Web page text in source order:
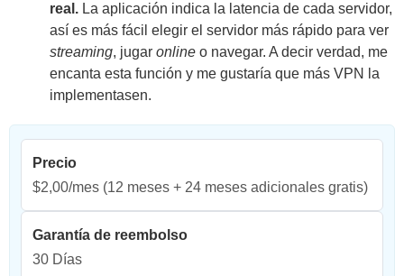
real. La aplicación indica la latencia de cada servidor,
así es más fácil elegir el servidor más rápido para ver
streaming, jugar online o navegar. A decir verdad, me
encanta esta función y me gustaría que más VPN la
implementasen.
Precio
$2,00/mes (12 meses + 24 meses adicionales gratis)
Garantía de reembolso
30 Días